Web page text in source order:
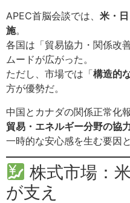
APEC首脳会談では、 米・
施。
各国は「貿易協力・関係改
ムードが広がった。
ただし、市場では「構造的
方が優勢だ。
中国とカナダの関係正常化
貿易・エネルギー分野の協
一時的な安心感を生む要因と
株式市場：
が支え